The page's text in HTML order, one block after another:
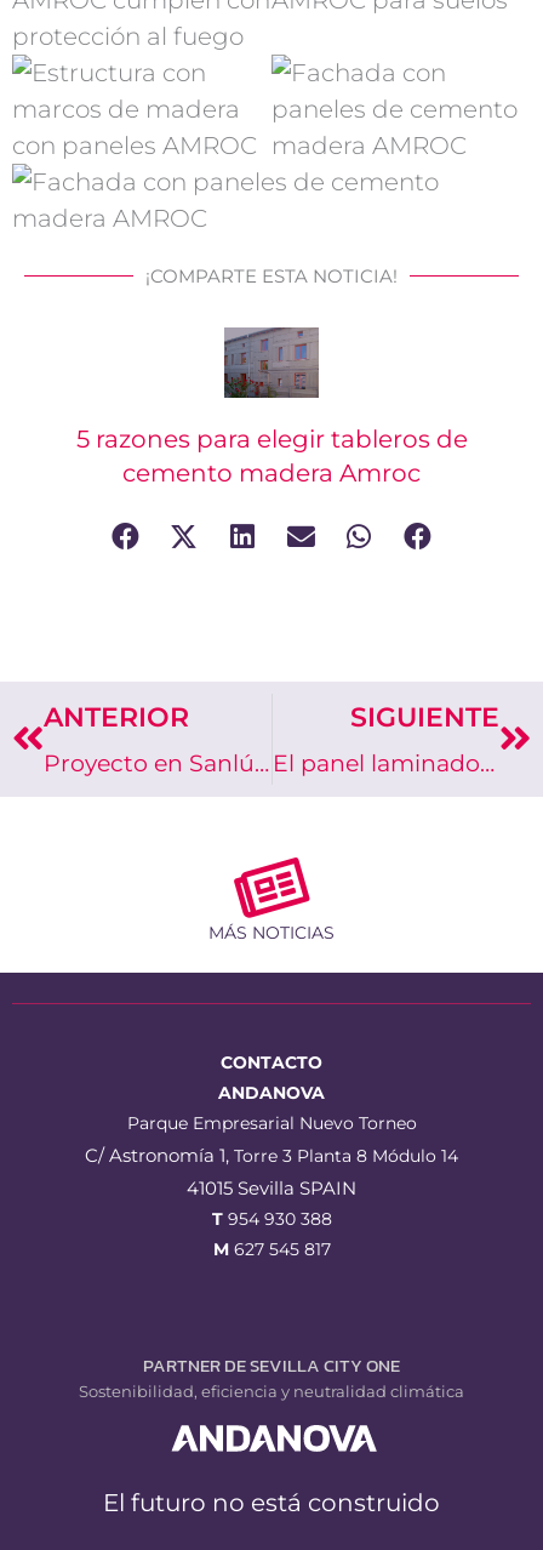
¡COMPARTE ESTA NOTICIA!
5 razones para elegir tableros de
cemento madera Amroc
Prev
ANTERIOR
Proyecto en Sanlúcar de Barrameda con Swisspearl Patina
SIGUIENTE
El panel laminado compacto HPL de Abet Laminati es ideal para interior y exterior
MÁS NOTICIAS
CONTACTO
ANDANOVA
Parque Empresarial Nuevo Torneo
C/ Astronomía 1, Torre 3 Planta 8 Módulo 14
41015 Sevilla SPAIN
T 954 930 388
M 627 545 817
PARTNER DE SEVILLA CITY ONE
Sostenibilidad, eficiencia y neutralidad climática
El futuro no está construido